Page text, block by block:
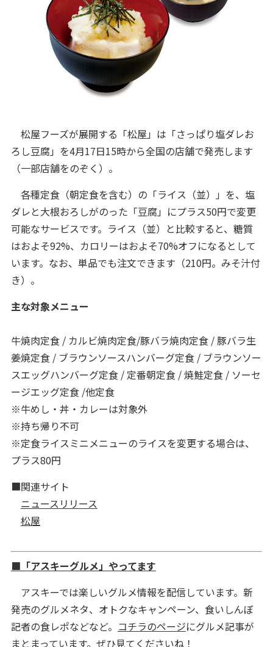
松屋フーズが展開する「松屋」は「さっぱり塩ダレお
ろし豆腐」を4月17日15時から全国の店舗で発売します
（一部店舗をのぞく）。
各種定食（朝定食を含む）の「ライス（並）」を、塩
ダレと大根おろしがのった「豆腐」にプラス50円で変更
可能なサービスです。ライス（並）と比較すると、糖質
はおよそ92%、カロリーはおよそ70%オフになるとして
います。なお、単品でも注文できます（210円。みそ汁付
き）。
主な対象メニュー
牛焼肉定食 / カルビ焼肉定食/豚バラ焼肉定食 / 豚バラ生
姜焼定食 / ブラウンソースハンバーグ定食 / ブラウンソー
スエッグハンバーグ定食 / 定番朝定食 / 焼鮭定食 / ソーセ
ージエッグ定食 /他定食
※牛めし・丼・カレーは対象外
※持ち帰り不可
※定食ライスミニメニューのライスを変更する場合は、
プラス80円
■関連サイト
ニュースリリース
松屋
■「アスキーグルメ」やってます
アスキーでは楽しいグルメ情報を配信しています。新
発売のグルメネタ、オトクなキャンペーン、食いしんぼ
記者の食レポなどなど。 コチラのページにグルメ記事が
まとまっています。ぜひ見てくださいね！